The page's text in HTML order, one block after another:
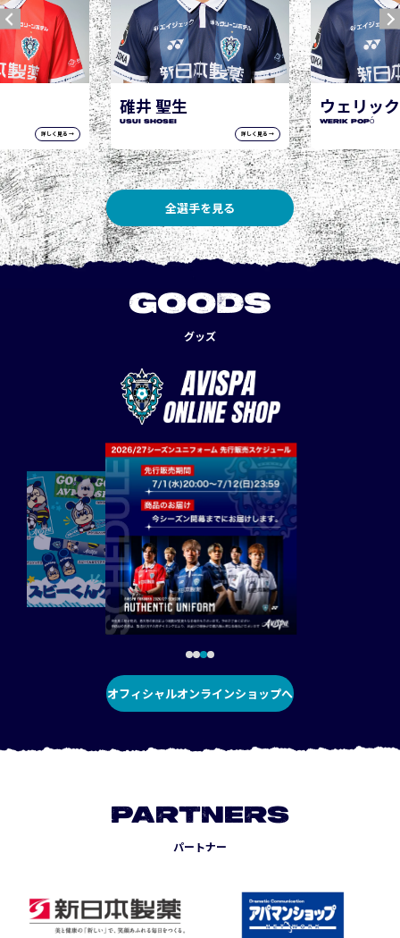
詳しく見る →
ウェリック ポポ
WERIK POPÓ
詳しく見る →
全選手を見る
GOODS
グッズ
オフィシャルオンラインショップへ
PARTNERS
パートナー